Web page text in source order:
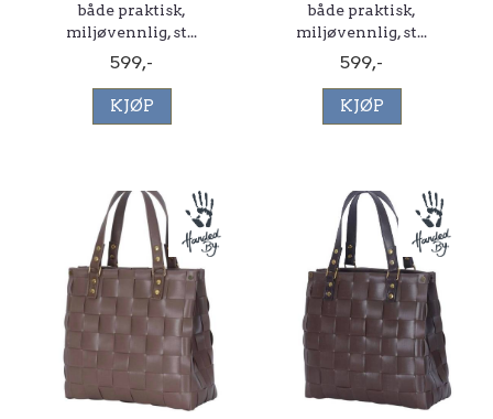
både praktisk,
miljøvennlig, st...
599,-
KJØP
både praktisk,
miljøvennlig, st...
599,-
KJØP